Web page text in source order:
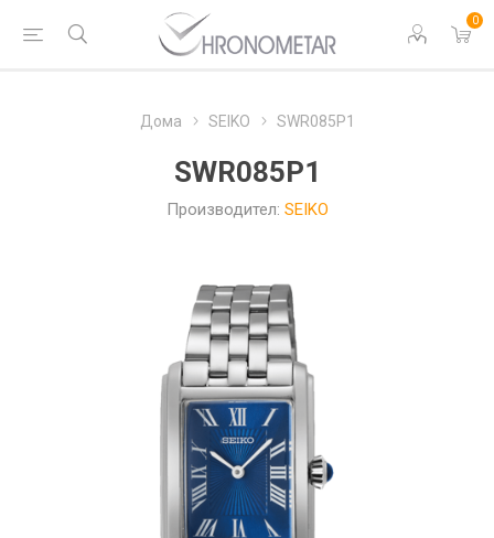
0
Дома SEIKO SWR085P1
SWR085P1
Производител: SEIKO